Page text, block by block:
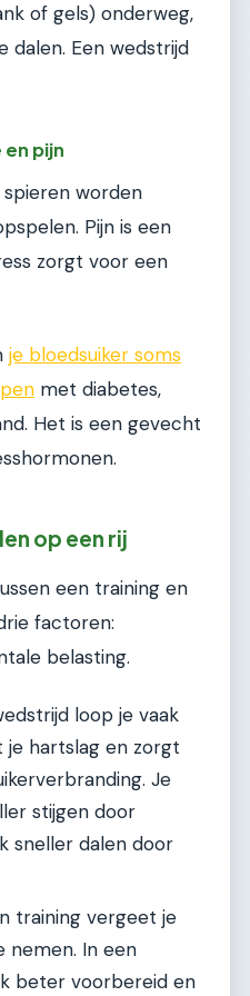
of gels) onderweg,
dalen. Een wedstrijd
pijn
worden
Pijn is een
zorgt voor een
je bloedsuiker soms
met diabetes,
Het is een gevecht
op een rij
een training en
factoren:
belasting.
loop je vaak
je hartslag en zorgt
Je
stijgen door
sneller dalen door
training vergeet je
nemen. In een
beter voorbereid en